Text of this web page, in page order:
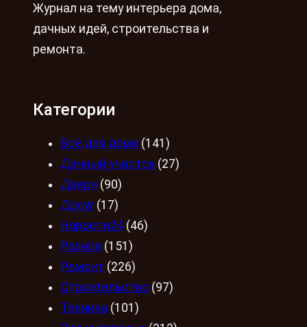
Журнал на тему интерьера дома,
дачных идей, строительства и
ремонта.
Категории
Всё для дома (141)
Дачный участок (27)
Двери (90)
Досуг (17)
Новости24 (46)
Разное (151)
Ремонт (226)
Строительство (97)
Техника (101)